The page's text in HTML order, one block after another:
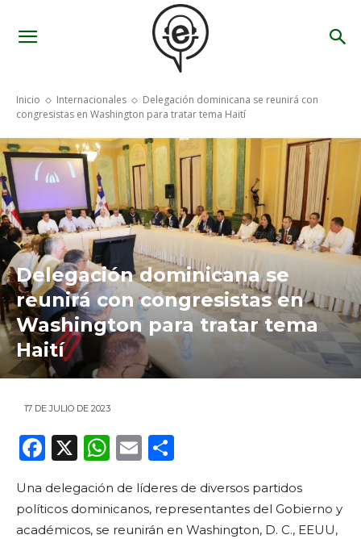
Inicio Internacionales
Delegación dominicana se reunirá con
congresistas en Washington para tratar tema Haití
Delegación dominicana se
reunirá con congresistas en
Washington para tratar tema
Haití
17 DE JULIO DE 2023
F
c
e
X
W
a
ts
E
ai
l
m
p
Una delegación de líderes de diversos partidos
políticos dominicanos, representantes del Gobierno y
académicos, se reunirán en Washington, D. C., EEUU,